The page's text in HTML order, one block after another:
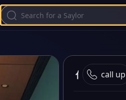
你家教授也凶巴巴的 call up